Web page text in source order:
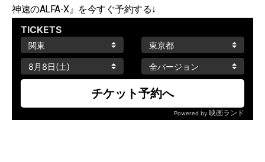
神速のALFA-X』を今すぐ予約する↓